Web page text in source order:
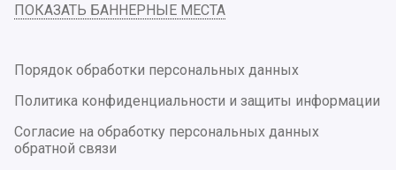
ПОКАЗАТЬ БАННЕРНЫЕ МЕСТА
Порядок обработки персональных данных
Политика конфиденциальности и защиты информации
Согласие на обработку персональных данных
обратной связи